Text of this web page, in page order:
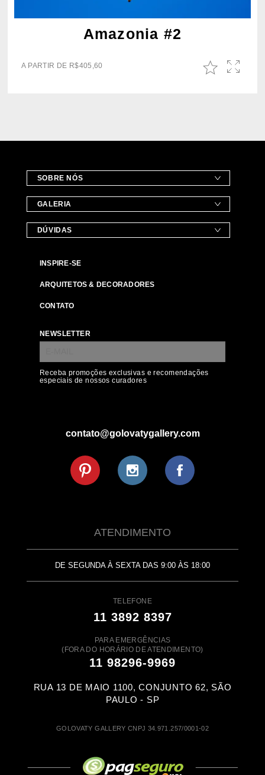
Amazonia #2
A PARTIR DE R$405,60
SOBRE NÓS
GALERIA
DÚVIDAS
INSPIRE-SE
ARQUITETOS & DECORADORES
CONTATO
NEWSLETTER
Receba promoções exclusivas e recomendações
especiais de nossos curadores
contato@golovatygallery.com
ATENDIMENTO
DE SEGUNDA À SEXTA DAS 9:00 ÀS 18:00
TELEFONE
11 3892 8397
PARA EMERGÊNCIAS
(FORA DO HORÁRIO DE ATENDIMENTO)
11 98296-9969
RUA 13 DE MAIO 1100, CONJUNTO 62, SÃO
PAULO - SP
GOLOVATY GALLERY CNPJ 34.971.257/0001-02